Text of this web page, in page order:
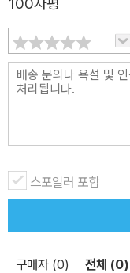
그린 세련된 그림을 수
『셰익스피어 5대 희극
면 재미와 감동 더욱 각별해지지 않을
하는 희극의 통쾌한 웃
에 면역력이 높아져 암
어는 10초 이상 크게 웃
에 움직여 4분 동안 달
서 살을 빼는 셈이다.
닌 것이다. 셰익스피어
스포일러 포함
구매자 (0) 전체 (0)